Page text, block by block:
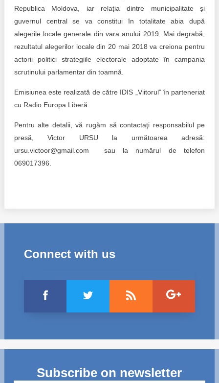
Republica Moldova, iar relația dintre municipalitate și
guvernul central se va constitui în totalitate abia după
alegerile locale generale din vara anului 2019. Mai degrabă,
rezultatul alegerilor locale din 20 mai 2018 va creiona pentru
actorii politici strategiile electorale adoptate în campania
scrutinului parlamentar din toamnă.
Emisiunea este realizată de către IDIS „Viitorul” în parteneriat
cu Radio Europa Liberă.
Pentru alte detalii, vă rugăm să contactaţi responsabilul pe
presă, Victor URSU la următoarea adresă:
ursu.victoor@gmail.com sau la numărul de telefon
069017396.
Connect with us
Subscribe on newsletter